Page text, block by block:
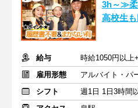
3h～≫柔
高校生
給与
時給1050円以上
雇用形態
アルバイト・パ
シフト
週1日 1日3時間